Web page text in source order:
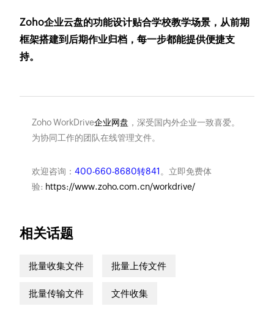
Zoho企业云盘的功能设计贴合学校教学场景，从前期
框架搭建到后期作业归档，每一步都能提供便捷支
持。
Zoho WorkDrive企业网盘 ，深受国内外企业一致喜爱。
为协同工作的团队在线管理文件。
欢迎咨询： 400-660-8680转841 。立即免费体
验: https://www.zoho.com.cn/workdrive/
相关话题
批量收集文件 批量上传文件
批量传输文件 文件收集